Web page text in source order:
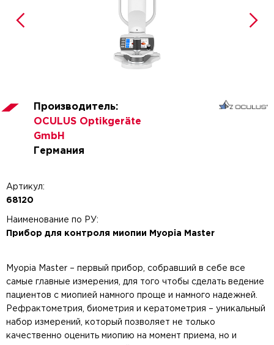
Производитель:
OCULUS Optikgeräte
GmbH
Германия
Артикул:
68120
Наименование по РУ:
Прибор для контроля миопии Myopia Master
Myopia Master – первый прибор, собравший в себе все
самые главные измерения, для того чтобы сделать ведение
пациентов с миопией намного проще и намного надежней.
Рефрактометрия, биометрия и кератометрия – уникальный
набор измерений, который позволяет не только
качественно оценить миопию на момент приема, но и